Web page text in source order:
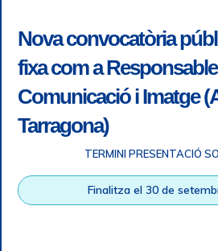
Accessibility Legal note | + info
Nova convocatòria
fixa com a
Comunicació i Imatge
Tarragona)
TERMINI PRESENTACIÓ
Finalitza el 30 de